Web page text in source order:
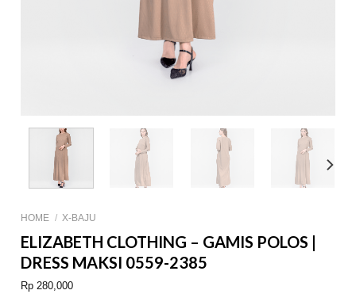
HOME / X-BAJU
ELIZABETH CLOTHING – GAMIS POLOS |
DRESS MAKSI 0559-2385
Rp 280,000